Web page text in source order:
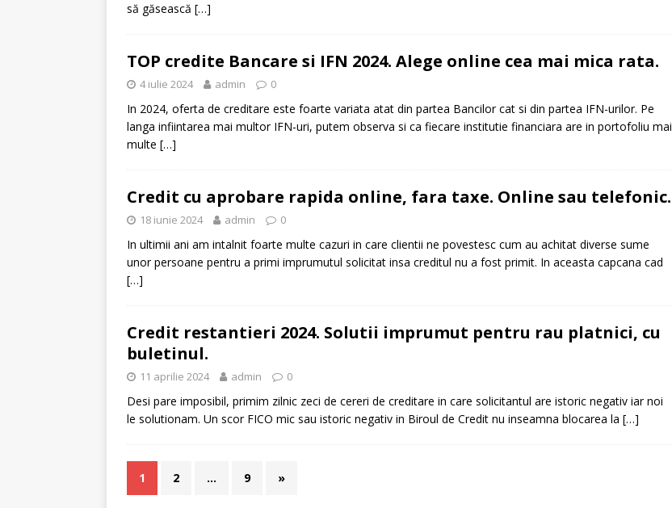
să găsească […]
TOP credite Bancare si IFN 2024. Alege online cea mai mica rata.
4 iulie 2024 admin 0
In 2024, oferta de creditare este foarte variata atat din partea Bancilor cat si din partea IFN-urilor. Pe
langa infiintarea mai multor IFN-uri, putem observa si ca fiecare institutie financiara are in portofoliu mai
multe […]
Credit cu aprobare rapida online, fara taxe. Online sau telefonic.
18 iunie 2024 admin 0
In ultimii ani am intalnit foarte multe cazuri in care clientii ne povestesc cum au achitat diverse sume
unor persoane pentru a primi imprumutul solicitat insa creditul nu a fost primit. In aceasta capcana cad
[…]
Credit restantieri 2024. Solutii imprumut pentru rau platnici, cu
buletinul.
11 aprilie 2024 admin 0
Desi pare imposibil, primim zilnic zeci de cereri de creditare in care solicitantul are istoric negativ iar noi
le solutionam. Un scor FICO mic sau istoric negativ in Biroul de Credit nu inseamna blocarea la […]
1 2 … 9 »